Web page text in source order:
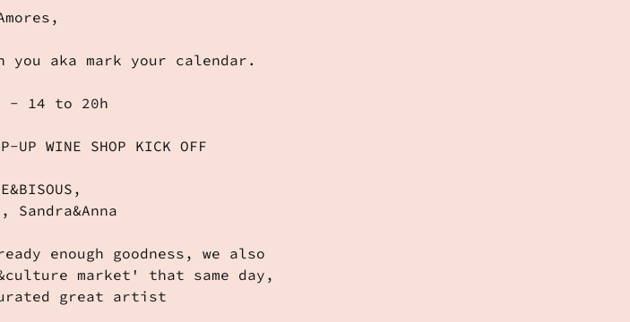
you aka mark your calendar.
- 14 to 20h
WINE SHOP KICK OFF
Sandra&Anna
enough goodness, we also
market' that same day,
great artist